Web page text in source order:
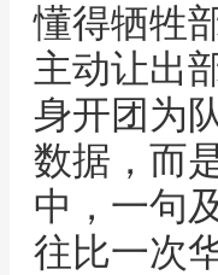
懂得牺牲
主动让出
身开团为
数据，而
中，一句
往比一次